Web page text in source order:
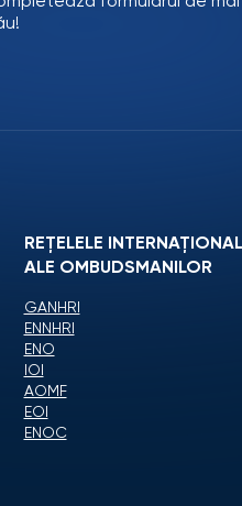
REȚELELE
ALE OMBUDSMANILOR
GANHRI
ENNHRI
ENO
IOI
AOMF
EOI
ENOC